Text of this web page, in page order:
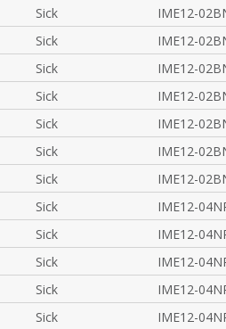
Sick IME12-
Sick IME12-
Sick IME12-
Sick IME12-
Sick IME12-
Sick IME12-
Sick IME12-
Sick IME12-
Sick IME12-
Sick IME12-
Sick IME12-
Sick IME12-